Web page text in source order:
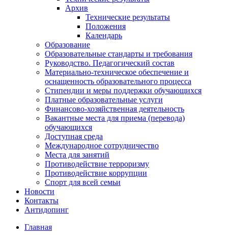
Архив
Технические результаты
Положения
Календарь
Образование
Образовательные стандарты и требования
Руководство. Педагогический состав
Материально-техническое обеспечение и
оснащенность образовательного процесса
Стипендии и меры поддержки обучающихся
Платные образовательные услуги
Финансово-хозяйственная деятельность
Вакантные места для приема (перевода)
обучающихся
Доступная среда
Международное сотрудничество
Места для занятий
Противодействие терроризму
Противодействие коррупции
Спорт для всей семьи
Новости
Контакты
Антидопинг
Главная